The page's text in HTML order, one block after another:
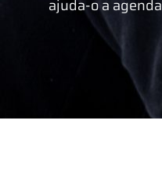
ajuda-o a